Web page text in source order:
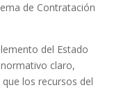
de Contratación
del Estado
claro,
los recursos del